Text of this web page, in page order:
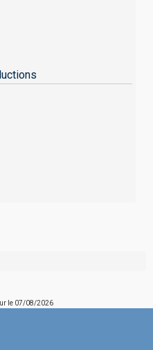
le 07/08/2026